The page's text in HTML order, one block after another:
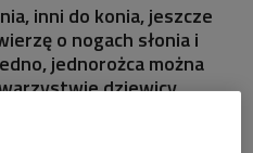
inni do konia, jeszcze
o nogach słonia i
jednorożca można
dziewicy.